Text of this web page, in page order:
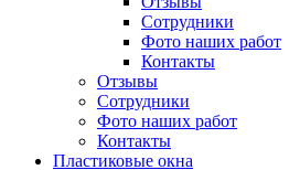
Сотрудники
Фото наших работ
Контакты
Отзывы
Сотрудники
Фото наших работ
Контакты
Пластиковые окна